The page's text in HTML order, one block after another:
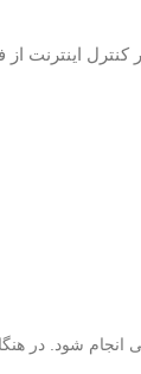
کنترل
شود. در هنگام